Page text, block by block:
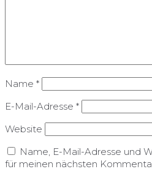
Name *
E-Mail-Adresse *
Website
Name, E-Mail-Adresse und
für meinen nächsten